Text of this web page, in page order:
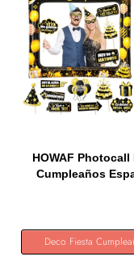
HOWAF Photocall
Cumpleaños
Deco Fiesta